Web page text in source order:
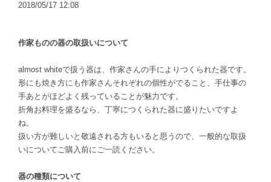
2018/05/17 12:08
作家ものの器の取扱いについて
almost whiteで扱う器は、作家さんの手によりつくられた器です。
形にも焼き方にも作家さんそれぞれの個性がでること、手仕事の
手あとがほどよく残っていることが魅力です。
折角お料理を盛るなら、丁寧につくられた器に盛りたいですよ
ね。
扱い方が難しいと敬遠される方もいると思うので、一般的な取扱
いについてご購入前にご一読ください。
器の種類について